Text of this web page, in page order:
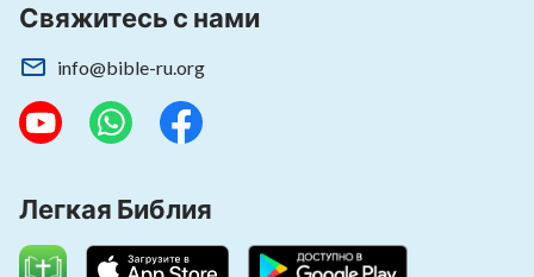
Свяжитесь с нами
info@bible-ru.org
Легкая Библия